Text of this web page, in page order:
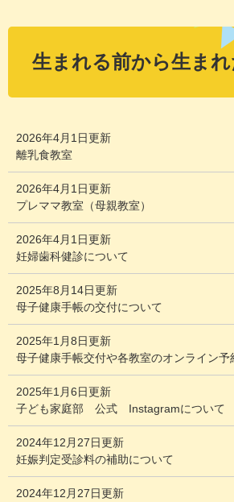
文
生まれる前から生まれ
2026年4月1日更新
離乳食教室
2026年4月1日更新
プレママ教室（母親教室）
2026年4月1日更新
妊婦歯科健診について
2025年8月14日更新
母子健康手帳の交付について
2025年1月8日更新
母子健康手帳交付や各教室のオンライン予
2025年1月6日更新
子ども家庭部 公式 Instagramについて
2024年12月27日更新
妊娠判定受診料の補助について
2024年12月27日更新